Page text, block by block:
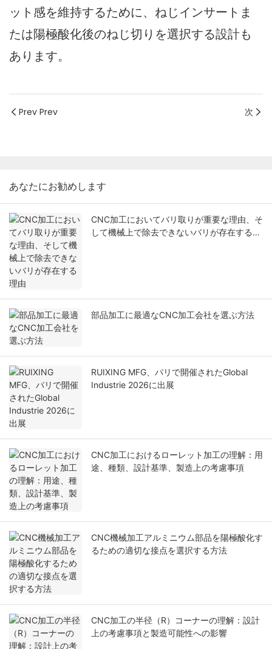
ット感を維持するために、ねじインサートま
たは陽極酸化後のねじ切りを選択する設計も
あります。
Prev Prev 次
あなたにお勧めします
CNC加工においてバリ取りが重要な理由、そ
して機械上で除去できないバリが存在する理
部品加工に最適なCNC加工会社を選ぶ方法
RUIXING MFG、パリで開催されたGlobal
Industrie 2026に出展
CNC加工におけるローレット加工の理解：用
途、種類、設計基準、製造上の考慮事項
CNC機械加工アルミニウム部品を陽極酸化す
るための適切な接点を選択する方法
CNC加工の半径（R）コーナーの理解：設計
上の考慮事項と製造可能性への影響